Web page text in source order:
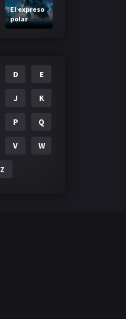
El expreso
polar
D E
J K
P Q
V W
Z